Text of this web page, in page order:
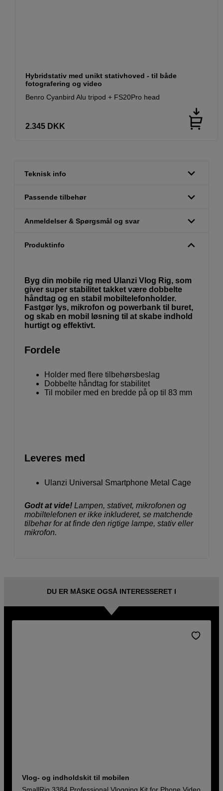
Hybridstativ med unikt stativhoved - til både
fotografering og video
Benro Cyanbird Alu tripod + FS20Pro head
2.345 DKK
Teknisk info
Passende tilbehør
Anmeldelser & Spørgsmål og svar
Produktinfo
Byg din mobile rig med Ulanzi Vlog Rig, som
giver super stabilitet takket være dobbelte
håndtag og en stabil mobiltelefonholder.
Fastgør lys, mikrofon og powerbank til buret,
og skab en mobil løsning til at skabe indhold
hurtigt og effektivt.
Fordele
Holder med flere tilbehørsbeslag
Dobbelte håndtag for stabilitet
Til mobiler med en bredde på op til 83 mm
Leveres med
Ulanzi Universal Smartphone Metal Cage
Godt at vide! Lampen, stativet, mikrofonen og
mobiltelefonen er ikke inkluderet, se matchende
tilbehør for at finde den rigtige lampe, stativ eller
mikrofon.
DU ER MÅSKE OGSÅ INTERESSERET I
Vlog- og indholdskit til mobilen
SmallRig 3384 Professional Vlogging Kit for Phone Video